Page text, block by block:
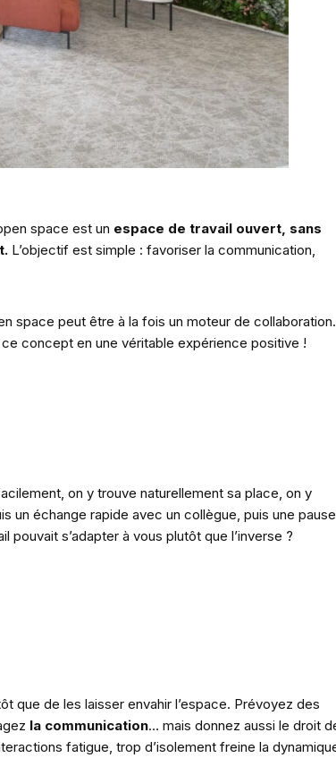
space est un espace de travail ouvert, sans
L’objectif est simple : favoriser la communication,
space peut être à la fois un moteur de
concept en une véritable expérience positive !
on y trouve naturellement sa place, on y
un échange rapide avec un collègue, puis une pause
s’adapter à vous plutôt que l’inverse ?
que de les laisser envahir l’espace. Prévoyez des
la communication… mais donnez aussi le droit
fatigue, trop d’isolement freine la